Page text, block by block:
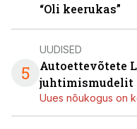
“Oli keerukas”
5
UUDISED
Autoettevõtete
juhtimismudelit
Uues nõukogus on